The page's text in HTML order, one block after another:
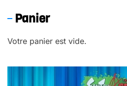
Panier
Votre panier est vide.